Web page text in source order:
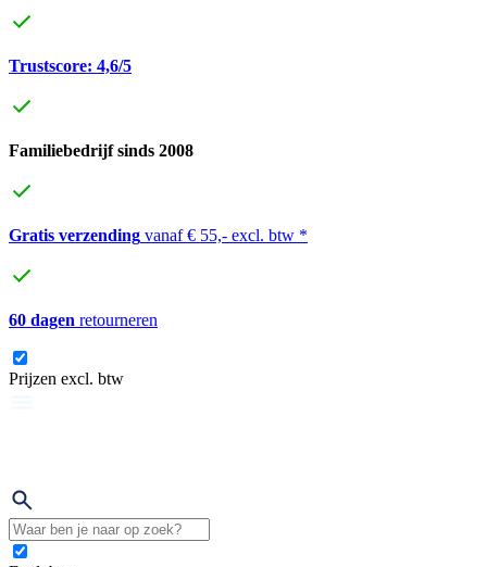
Trustscore: 4,6/5
Familiebedrijf sinds 2008
Gratis verzending vanaf € 55,- excl. btw *
60 dagen retourneren
Prijzen excl. btw